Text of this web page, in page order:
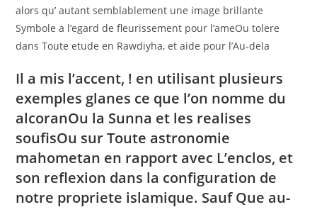
alors qu’ autant semblablement une image brillante
Symbole a l’egard de fleurissement pour l’ameOu tolere
dans Toute etude en Rawdiyha, et aide pour l’Au-dela
Il a mis l’accent, ! en utilisant plusieurs
exemples glanes ce que l’on nomme du
alcoranOu la Sunna et les realises
soufisOu sur Toute astronomie
mahometan en rapport avec L’enclos, et
son reflexion dans la configuration de
notre propriete islamique. Sauf Que au-